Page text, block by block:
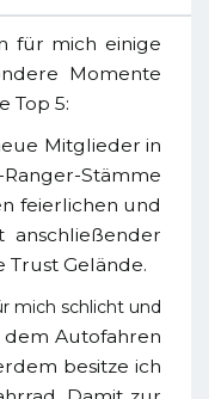
für mich einige
Momente
Top 5:
Mitglieder in
Stämme
feierlichen und
anschließender
Gelände.
mich schlicht und
dem Autofahren
besitze ich